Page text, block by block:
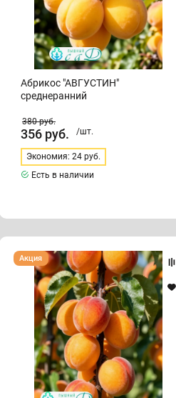
Абрикос "АВГУСТИН"
среднеранний
380руб.
356 руб. /шт.
Экономия: 24 руб.
Есть в наличии
Абрикос
"АЛЕША"
раннего
срока
созревания
(самоплодный)
Акция